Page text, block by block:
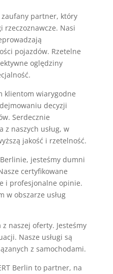
zaufany partner, który
rzeczoznawcze. Nasi
pojazdów. Rzetelne
oględziny
klientom wiarygodne
decyzji
Serdecznie
z naszych usług, w
jakość i rzetelność.
Berlinie, jesteśmy dumni
certyfikowane
i profesjonalne opinie.
w obszarze usług
naszej oferty. Jesteśmy
Nasze usługi są
z samochodami.
Berlin to partner, na